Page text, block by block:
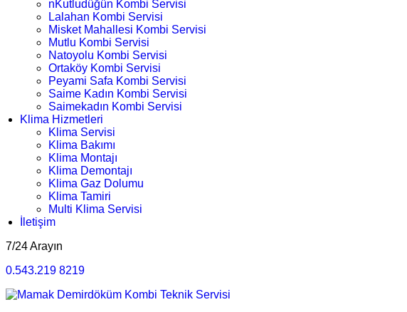
nKutludüğün Kombi Servisi
Lalahan Kombi Servisi
Misket Mahallesi Kombi Servisi
Mutlu Kombi Servisi
Natoyolu Kombi Servisi
Ortaköy Kombi Servisi
Peyami Safa Kombi Servisi
Saime Kadın Kombi Servisi
Saimekadın Kombi Servisi
Klima Hizmetleri
Klima Servisi
Klima Bakımı
Klima Montajı
Klima Demontajı
Klima Gaz Dolumu
Klima Tamiri
Multi Klima Servisi
İletişim
7/24 Arayın
0.543.219 8219